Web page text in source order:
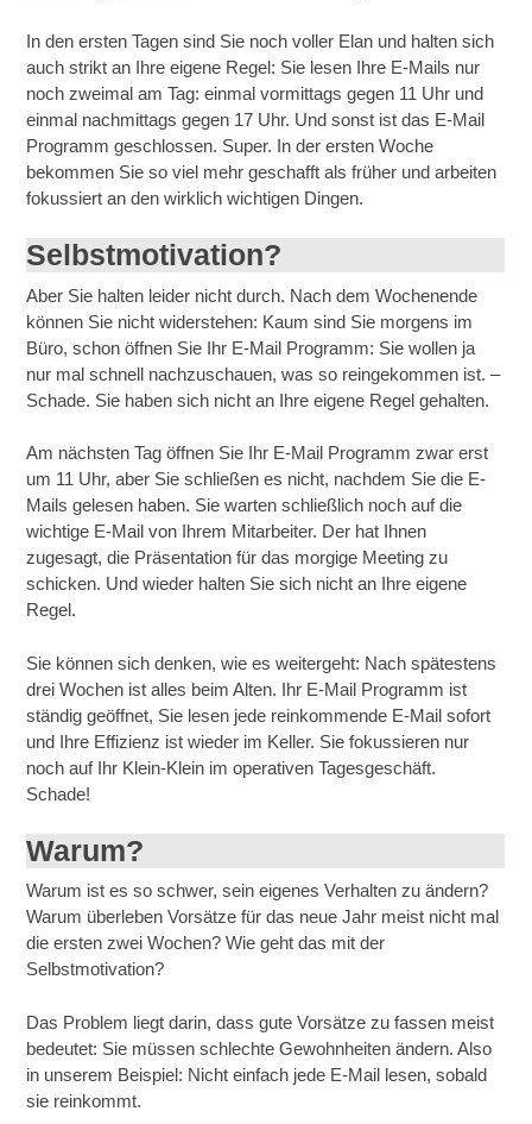
In den ersten Tagen sind Sie noch voller Elan und halten sich
auch strikt an Ihre eigene Regel: Sie lesen Ihre E-Mails nur
noch zweimal am Tag: einmal vormittags gegen 11 Uhr und
einmal nachmittags gegen 17 Uhr. Und sonst ist das E-Mail
Programm geschlossen. Super. In der ersten Woche
bekommen Sie so viel mehr geschafft als früher und arbeiten
fokussiert an den wirklich wichtigen Dingen.
Selbstmotivation?
Aber Sie halten leider nicht durch. Nach dem Wochenende
können Sie nicht widerstehen: Kaum sind Sie morgens im
Büro, schon öffnen Sie Ihr E-Mail Programm: Sie wollen ja
nur mal schnell nachzuschauen, was so reingekommen ist. –
Schade. Sie haben sich nicht an Ihre eigene Regel gehalten.
Am nächsten Tag öffnen Sie Ihr E-Mail Programm zwar erst
um 11 Uhr, aber Sie schließen es nicht, nachdem Sie die E-
Mails gelesen haben. Sie warten schließlich noch auf die
wichtige E-Mail von Ihrem Mitarbeiter. Der hat Ihnen
zugesagt, die Präsentation für das morgige Meeting zu
schicken. Und wieder halten Sie sich nicht an Ihre eigene
Regel.
Sie können sich denken, wie es weitergeht: Nach spätestens
drei Wochen ist alles beim Alten. Ihr E-Mail Programm ist
ständig geöffnet, Sie lesen jede reinkommende E-Mail sofort
und Ihre Effizienz ist wieder im Keller. Sie fokussieren nur
noch auf Ihr Klein-Klein im operativen Tagesgeschäft.
Schade!
Warum?
Warum ist es so schwer, sein eigenes Verhalten zu ändern?
Warum überleben Vorsätze für das neue Jahr meist nicht mal
die ersten zwei Wochen? Wie geht das mit der
Selbstmotivation?
Das Problem liegt darin, dass gute Vorsätze zu fassen meist
bedeutet: Sie müssen schlechte Gewohnheiten ändern. Also
in unserem Beispiel: Nicht einfach jede E-Mail lesen, sobald
sie reinkommt.